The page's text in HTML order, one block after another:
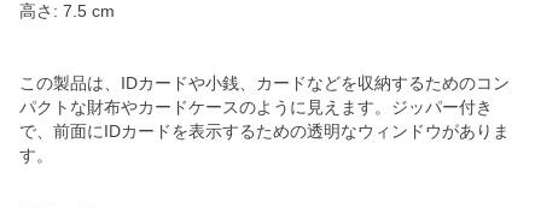
高さ: 7.5 cm
この製品は、IDカードや小銭、カードなどを収納するためのコン
パクトな財布やカードケースのように見えます。ジッパー付き
で、前面にIDカードを表示するための透明なウィンドウがありま
す。